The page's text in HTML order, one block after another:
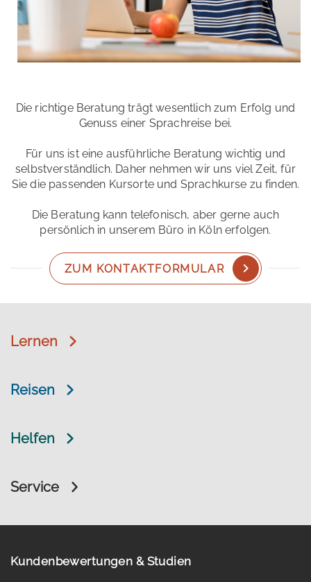
Die richtige Beratung trägt wesentlich zum Erfolg und
Genuss einer Sprachreise bei.
Für uns ist eine ausführliche Beratung wichtig und
selbstverständlich. Daher nehmen wir uns viel Zeit, für
Sie die passenden Kursorte und Sprachkurse zu finden.
Die Beratung kann telefonisch, aber gerne auch
persönlich in unserem Büro in Köln erfolgen.
ZUM KONTAKTFORMULAR
Lernen
Reisen
Helfen
Service
Kundenbewertungen & Studien